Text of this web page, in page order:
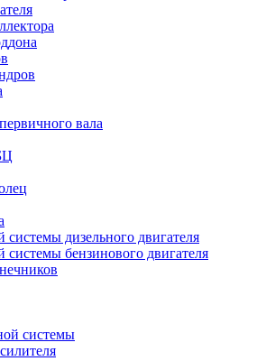
вала
дизельного двигателя
бензинового двигателя
системы